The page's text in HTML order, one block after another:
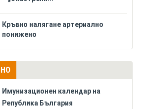
Кръвно налягане артериално
понижено
Имунизационен календар на
Република България